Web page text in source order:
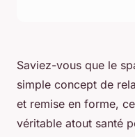
Saviez-vous que le
simple concept de
et remise en forme,
véritable atout santé